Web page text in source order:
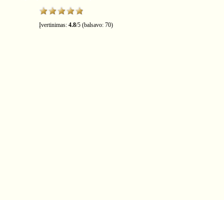
Įvertinimas: 4.8/5 (balsavo: 70)